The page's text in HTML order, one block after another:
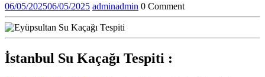
06/05/202506/05/2025 adminadmin 0 Comment
İstanbul Su Kaçağı Tespiti :